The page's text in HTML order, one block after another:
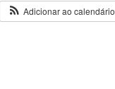
Adicionar ao calendário